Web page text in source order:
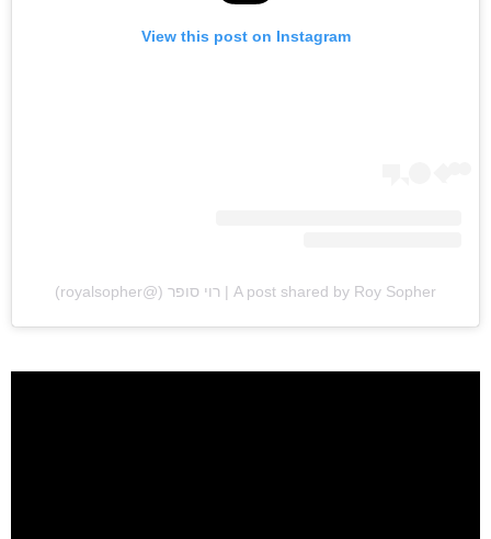
View this post on Instagram
A post shared by Roy Sopher | רוי סופר (@royalsopher)
חדשות